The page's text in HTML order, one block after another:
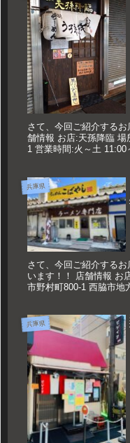
さて、今回ご紹介する
舗情報 お店:天孫降臨 場
1 営業時間:火～土
兵庫県
さて、今回ご紹介する
います！！ 店舗情報 お
市野村町800-1 西脇市地
兵庫県